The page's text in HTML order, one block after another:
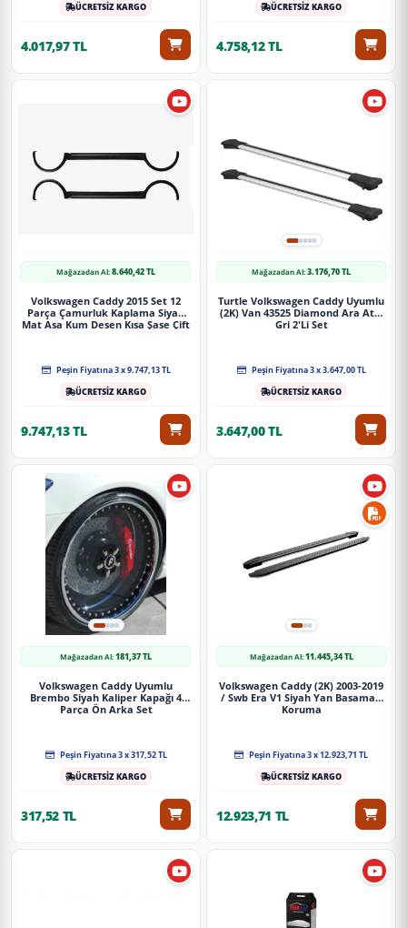
ÜCRETSİZ KARGO
4.017,97 TL
ÜCRETSİZ KARGO
4.758,12 TL
Mağazadan Al:8.640,42 TL
Volkswagen Caddy 2015 Set 12
Parça Çamurluk Kaplama Siyah
Mat Asa Kum Desen Kısa Şase Çift
Peşin Fiyatına 3 x 9.747,13 TL
ÜCRETSİZ KARGO
9.747,13 TL
Mağazadan Al:3.176,70 TL
Turtle Volkswagen Caddy Uyumlu
(2K) Van 43525 Diamond Ara Atkı
Gri 2'Li Set
Peşin Fiyatına 3 x 3.647,00 TL
ÜCRETSİZ KARGO
3.647,00 TL
Mağazadan Al:181,37 TL
Volkswagen Caddy Uyumlu
Brembo Siyah Kaliper Kapağı 4
Parça Ön Arka Set
Peşin Fiyatına 3 x 317,52 TL
ÜCRETSİZ KARGO
317,52 TL
Mağazadan Al:11.445,34 TL
Volkswagen Caddy (2K) 2003-2019
/ Swb Era V1 Siyah Yan Basamak
Koruma
Peşin Fiyatına 3 x 12.923,71 TL
ÜCRETSİZ KARGO
12.923,71 TL